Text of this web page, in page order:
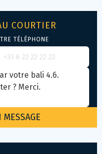
COURTIER
TÉLÉPHONE